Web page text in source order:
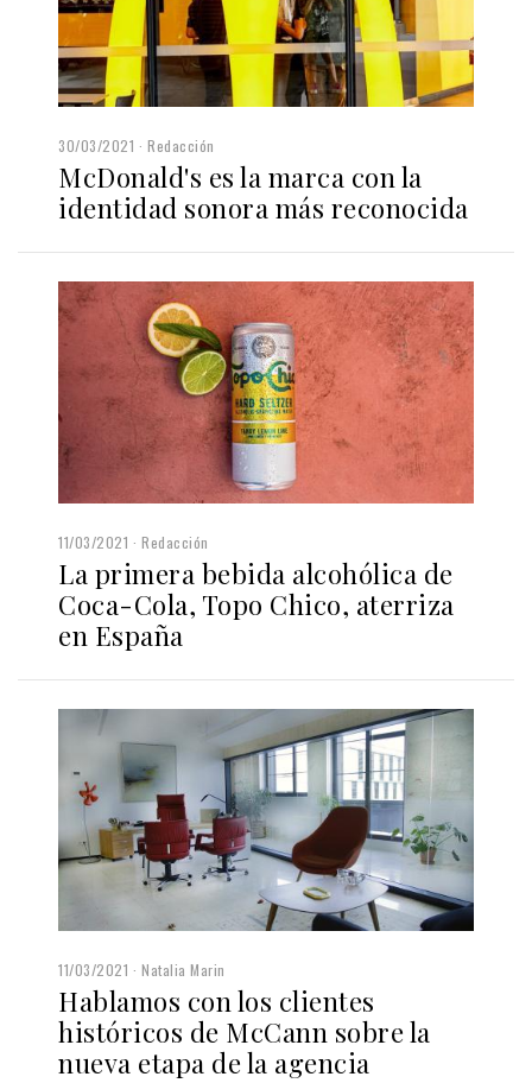
30/03/2021 Redacción
McDonald's es la marca con la
identidad sonora más reconocida
11/03/2021 Redacción
La primera bebida alcohólica de
Coca-Cola, Topo Chico, aterriza
en España
11/03/2021 Natalia Marin
Hablamos con los clientes
históricos de McCann sobre la
nueva etapa de la agencia